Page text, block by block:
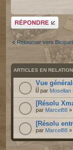
Répondre
Retourner vers
ARTICLES EN RELATION
Vue
par Mosellan
[Résolu
par Marcel88 »
[Résolu
par Marcel88 »